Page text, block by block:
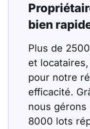
bien
Plus de
et
pour notre
efficacité.
nous gérons
8000 lots